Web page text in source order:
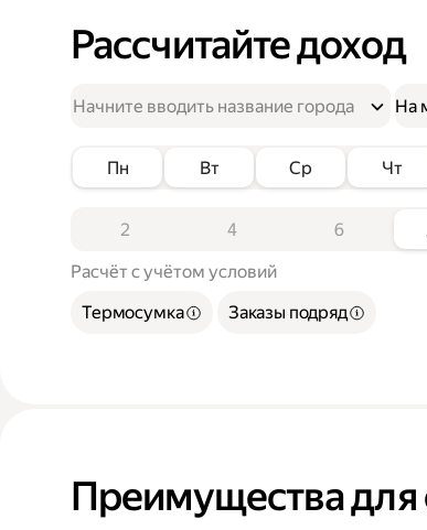
Рассчитайте доход
На
Пн Вт Ср Чт
2 4 6
Расчёт с учётом условий
Термосумка
Заказы подряд
Преимущества для